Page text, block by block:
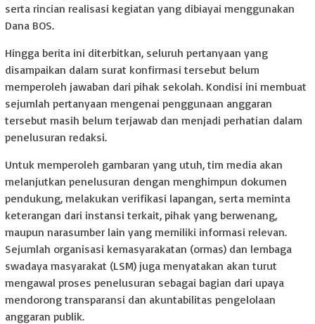
serta rincian realisasi kegiatan yang dibiayai menggunakan
Dana BOS.
Hingga berita ini diterbitkan, seluruh pertanyaan yang
disampaikan dalam surat konfirmasi tersebut belum
memperoleh jawaban dari pihak sekolah. Kondisi ini membuat
sejumlah pertanyaan mengenai penggunaan anggaran
tersebut masih belum terjawab dan menjadi perhatian dalam
penelusuran redaksi.
Untuk memperoleh gambaran yang utuh, tim media akan
melanjutkan penelusuran dengan menghimpun dokumen
pendukung, melakukan verifikasi lapangan, serta meminta
keterangan dari instansi terkait, pihak yang berwenang,
maupun narasumber lain yang memiliki informasi relevan.
Sejumlah organisasi kemasyarakatan (ormas) dan lembaga
swadaya masyarakat (LSM) juga menyatakan akan turut
mengawal proses penelusuran sebagai bagian dari upaya
mendorong transparansi dan akuntabilitas pengelolaan
anggaran publik.